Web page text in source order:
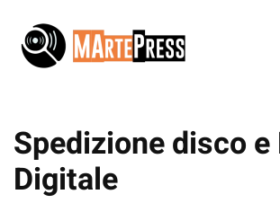
Passa al contenuto principale
Spedizione disco e
Digitale